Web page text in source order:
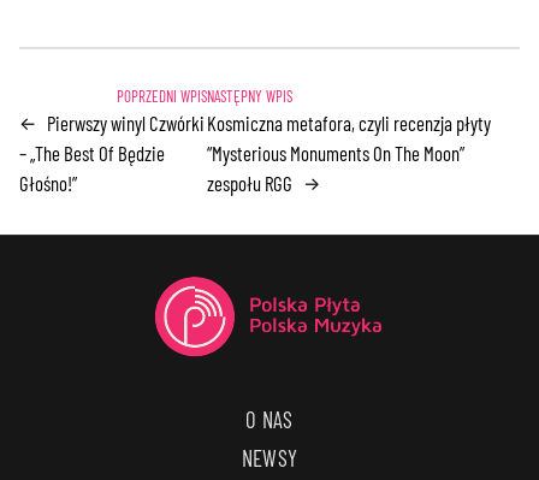
← Pierwszy winyl Czwórki
– „The Best Of Będzie
Głośno!”
Kosmiczna metafora, czyli recenzja płyty
“Mysterious Monuments On The Moon”
zespołu RGG →
O NAS
NEWSY